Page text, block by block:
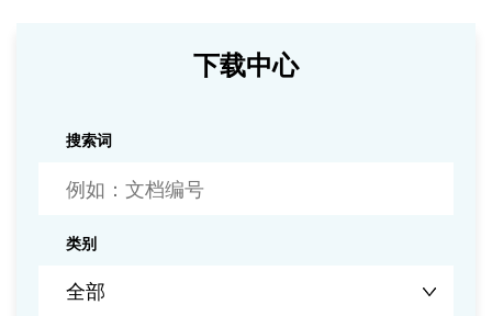
下载中心
搜索词
类别